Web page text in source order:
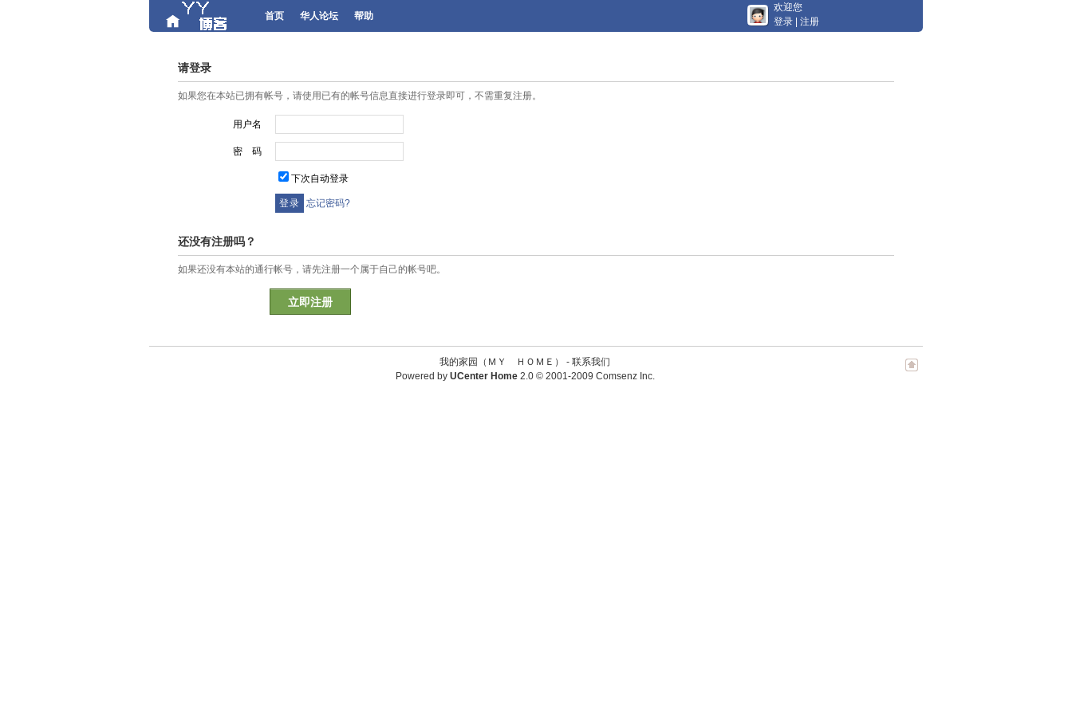
首页 华人论坛 帮助
欢迎您
登录
注册
请登录
如果您在本站已拥有帐号，请使用已有的帐号信息直接进行登录即可，不需重复注册。
用户名
密 码
下次自动登录
忘记密码?
还没有注册吗？
如果还没有本站的通行帐号，请先注册一个属于自己的帐号吧。
立即注册
我的家园（ＭＹ ＨＯＭＥ） - 联系我们
Powered by UCenter Home 2.0© 2001-2009 Comsenz Inc.